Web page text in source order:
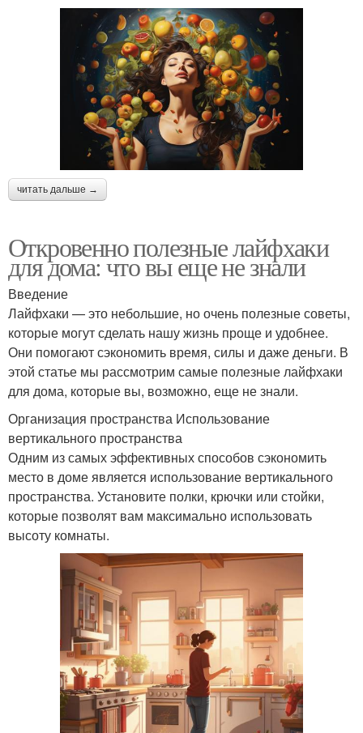
читать дальше →
Откровенно полезные лайфхаки
для дома: что вы еще не знали
Введение
Лайфхаки — это небольшие, но очень полезные советы,
которые могут сделать нашу жизнь проще и удобнее.
Они помогают сэкономить время, силы и даже деньги. В
этой статье мы рассмотрим самые полезные лайфхаки
для дома, которые вы, возможно, еще не знали.
Организация пространства Использование
вертикального пространства
Одним из самых эффективных способов сэкономить
место в доме является использование вертикального
пространства. Установите полки, крючки или стойки,
которые позволят вам максимально использовать
высоту комнаты.